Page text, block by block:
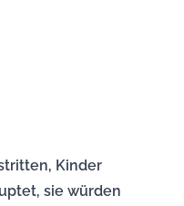
Kinder
sie würden